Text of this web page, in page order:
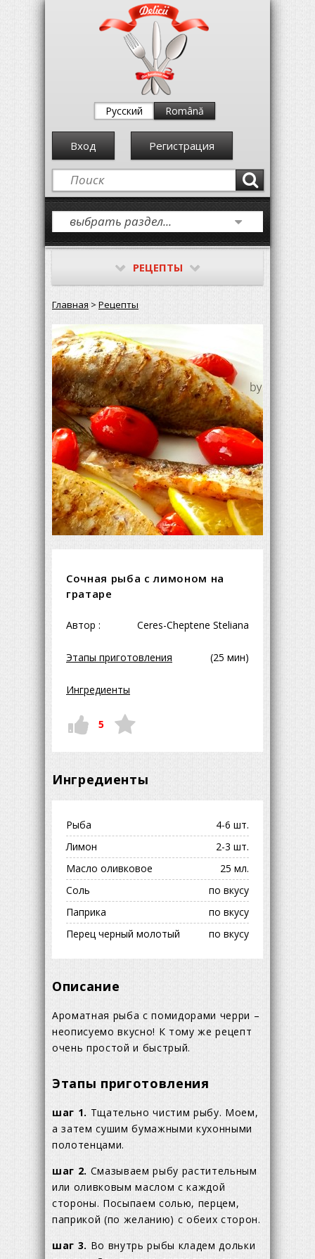
Русский Română
Вход Регистрация
РЕЦЕПТЫ
Главная > Рецепты
Сочная рыба с лимоном на
гратаре
Автор : Ceres-Cheptene Steliana
Этапы приготовления (25 мин)
Ингредиенты
5
Ингредиенты
Рыба
4-6 шт.
Лимон
2-3 шт.
Масло оливковое
25 мл.
Соль
по вкусу
Паприка
по вкусу
Перец черный молотый
по вкусу
Описание
Ароматная рыба с помидорами черри –
неописуемо вкусно! К тому же рецепт
очень простой и быстрый.
Этапы приготовления
шаг 1. Тщательно чистим рыбу. Моем,
а затем сушим бумажными кухонными
полотенцами.
шаг 2. Смазываем рыбу растительным
или оливковым маслом с каждой
стороны. Посыпаем солью, перцем,
паприкой (по желанию) с обеих сторон.
шаг 3. Во внутрь рыбы кладем дольки